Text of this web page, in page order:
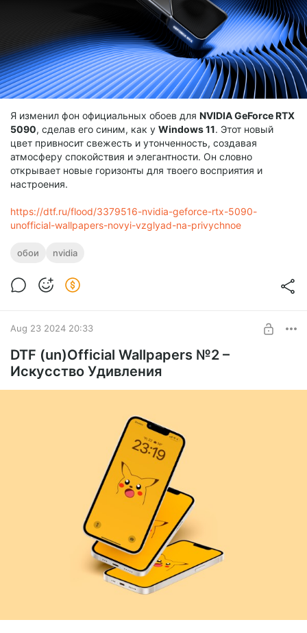
Я изменил фон официальных обоев для NVIDIA GeForce RTX
5090, сделав его синим, как у Windows 11. Этот новый
цвет привносит свежесть и утонченность, создавая
атмосферу спокойствия и элегантности. Он словно
открывает новые горизонты для твоего восприятия и
настроения.
https://dtf.ru/flood/3379516-nvidia-geforce-rtx-5090-
unofficial-wallpapers-novyi-vzglyad-na-privychnoe
обои nvidia
Aug 23 2024 20:33
DTF (un)Official Wallpapers №2 –
Искусство Удивления